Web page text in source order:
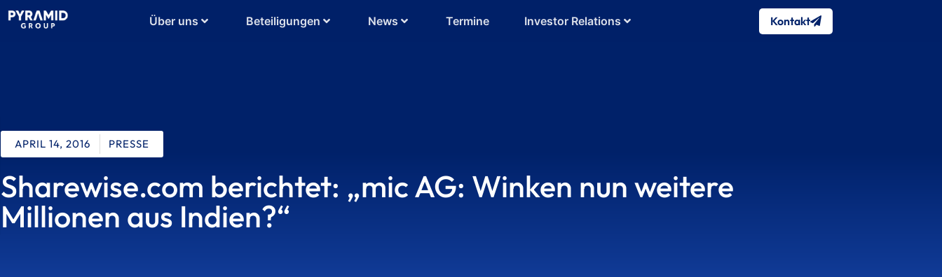
Über uns Beteiligungen News Termine Investor Relations Kontakt
APRIL 14, 2016 PRESSE
Sharewise.com berichtet: „mic AG: Winken nun weitere
Millionen aus Indien?“